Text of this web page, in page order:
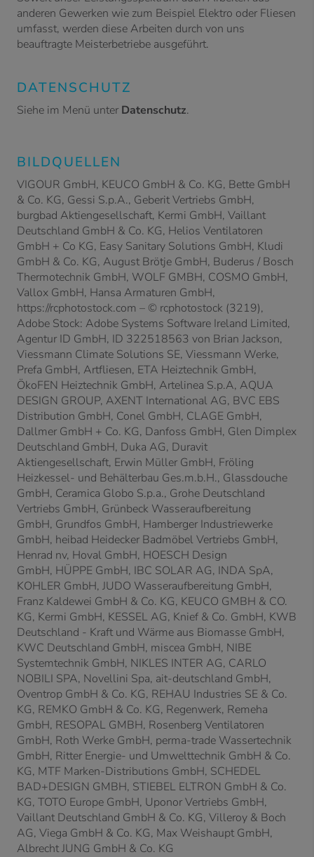
anderen Gewerken wie zum Beispiel Elektro oder Fliesen
umfasst, werden diese Arbeiten durch von uns
beauftragte Meisterbetriebe ausgeführt.
DATENSCHUTZ
Siehe im Menü unter Datenschutz.
BILDQUELLEN
VIGOUR GmbH, KEUCO GmbH & Co. KG, Bette GmbH
& Co. KG, Gessi S.p.A., Geberit Vertriebs GmbH,
burgbad Aktiengesellschaft, Kermi GmbH, Vaillant
Deutschland GmbH & Co. KG, Helios Ventilatoren
GmbH + Co KG, Easy Sanitary Solutions GmbH, Kludi
GmbH & Co. KG, August Brötje GmbH, Buderus / Bosch
Thermotechnik GmbH, WOLF GMBH, COSMO GmbH,
Vallox GmbH, Hansa Armaturen GmbH,
https://rcphotostock.com – © rcphotostock (3219),
Adobe Stock: Adobe Systems Software Ireland Limited,
Agentur ID GmbH, ID 322518563 von Brian Jackson,
Viessmann Climate Solutions SE, Viessmann Werke,
Prefa GmbH, Artfliesen, ETA Heiztechnik GmbH,
ÖkoFEN Heiztechnik GmbH, Artelinea S.p.A, AQUA
DESIGN GROUP, AXENT International AG, BVC EBS
Distribution GmbH, Conel GmbH, CLAGE GmbH,
Dallmer GmbH + Co. KG, Danfoss GmbH, Glen Dimplex
Deutschland GmbH, Duka AG, Duravit
Aktiengesellschaft, Erwin Müller GmbH, Fröling
Heizkessel- und Behälterbau Ges.m.b.H., Glassdouche
GmbH, Ceramica Globo S.p.a., Grohe Deutschland
Vertriebs GmbH, Grünbeck Wasseraufbereitung
GmbH, Grundfos GmbH, Hamberger Industriewerke
GmbH, heibad Heidecker Badmöbel Vertriebs GmbH,
Henrad nv, Hoval GmbH, HOESCH Design
GmbH, HÜPPE GmbH, IBC SOLAR AG, INDA SpA,
KOHLER GmbH, JUDO Wasseraufbereitung GmbH,
Franz Kaldewei GmbH & Co. KG, KEUCO GMBH & CO.
KG, Kermi GmbH, KESSEL AG, Knief & Co. GmbH, KWB
Deutschland - Kraft und Wärme aus Biomasse GmbH,
KWC Deutschland GmbH, miscea GmbH, NIBE
Systemtechnik GmbH, NIKLES INTER AG, CARLO
NOBILI SPA, Novellini Spa, ait-deutschland GmbH,
Oventrop GmbH & Co. KG, REHAU Industries SE & Co.
KG, REMKO GmbH & Co. KG, Regenwerk, Remeha
GmbH, RESOPAL GMBH, Rosenberg Ventilatoren
GmbH, Roth Werke GmbH, perma-trade Wassertechnik
GmbH, Ritter Energie- und Umwelttechnik GmbH & Co.
KG, MTF Marken-Distributions GmbH, SCHEDEL
BAD+DESIGN GMBH, STIEBEL ELTRON GmbH & Co.
KG, TOTO Europe GmbH, Uponor Vertriebs GmbH,
Vaillant Deutschland GmbH & Co. KG, Villeroy & Boch
AG, Viega GmbH & Co. KG, Max Weishaupt GmbH,
Albrecht JUNG GmbH & Co. KG